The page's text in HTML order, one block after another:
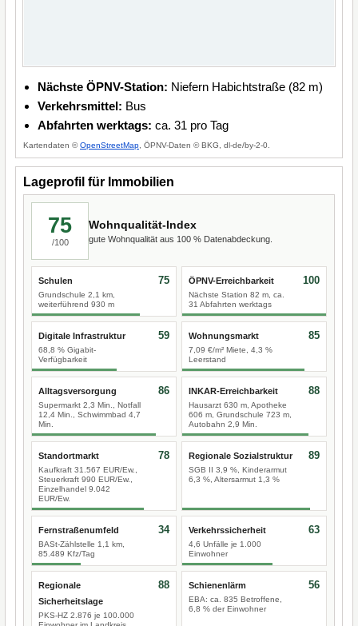
Nächste ÖPNV-Station: Niefern Habichtstraße (82 m)
Verkehrsmittel: Bus
Abfahrten werktags: ca. 31 pro Tag
Kartendaten ©OpenStreetMap , ÖPNV-Daten © BKG, dl-de/by-2-0.
Lageprofil für Immobilien
75
/100
Wohnqualität-Index
gute Wohnqualität aus 100 % Datenabdeckung.
Schulen
Grundschule 2,1 km,
weiterführend 930 m
75 ÖPNV-Erreichbarkeit
Nächste Station 82 m, ca.
31 Abfahrten werktags
100
Digitale Infrastruktur
68,8 % Gigabit-
Verfügbarkeit
59 Wohnungsmarkt
7,09 €/m² Miete, 4,3 %
Leerstand
85
Alltagsversorgung
Supermarkt 2,3 Min., Notfall
12,4 Min., Schwimmbad 4,7
Min.
86 INKAR-Erreichbarkeit
Hausarzt 630 m, Apotheke
606 m, Grundschule 723 m,
Autobahn 2,9 Min.
88
Standortmarkt
Kaufkraft 31.567 EUR/Ew.,
Steuerkraft 990 EUR/Ew.,
Einzelhandel 9.042
EUR/Ew.
78 Regionale Sozialstruktur
SGB II 3,9 %, Kinderarmut
6,3 %, Altersarmut 1,3 %
89
Fernstraßenumfeld
BASt-Zählstelle 1,1 km,
85.489 Kfz/Tag
34 Verkehrssicherheit
4,6 Unfälle je 1.000
Einwohner
63
Regionale
Sicherheitslage
PKS-HZ 2.876 je 100.000
88 Schienenlärm
EBA: ca. 835 Betroffene,
6,8 % der Einwohner
56